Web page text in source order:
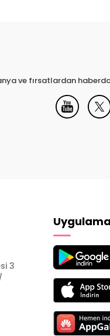
ve fırsatlardan
3